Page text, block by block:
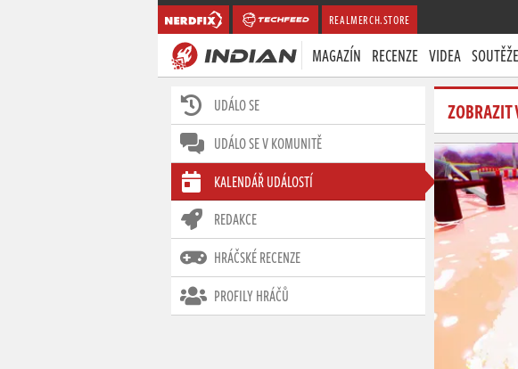
REALMERCH.STORE
MAGAZÍN RECENZE VIDEA SOUTĚŽE
UDÁLO SE
UDÁLO SE V KOMUNITĚ
KALENDÁŘ UDÁLOSTÍ
REDAKCE
HRÁČSKÉ RECENZE
PROFILY HRÁČŮ